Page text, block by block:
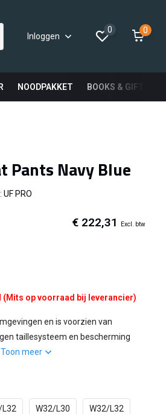
Inloggen
0 0
NOODPAKKET BOOKS & GIFTS
Pants Navy Blue
UF PRO
€ 222,31 Excl. btw
(Mits op voorraad bij leverancier)
en is voorzien van
taillesysteem en bescherming
Toon meer
L32 W32/L30 W32/L32